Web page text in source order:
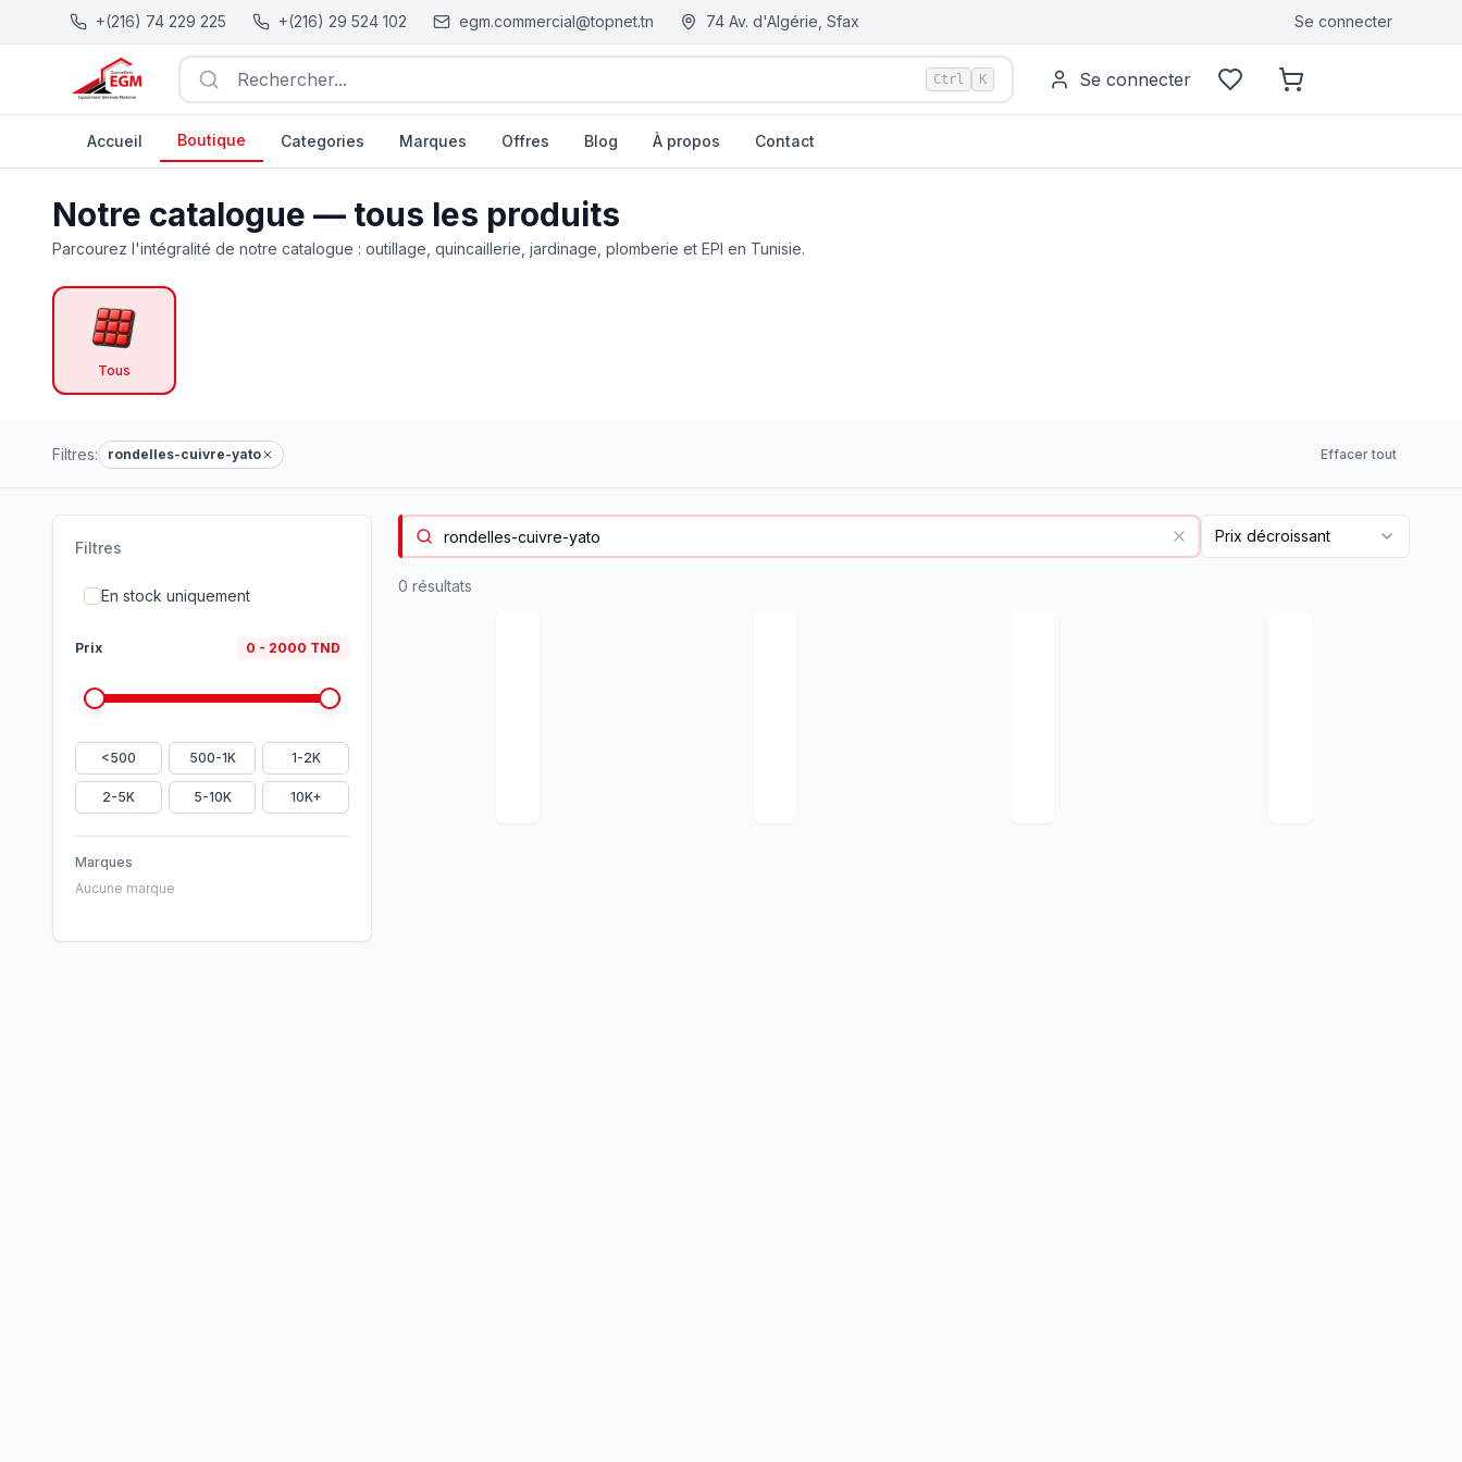
+(216) 74 229 225 +(216) 29 524 102 egm.commercial@topnet.tn 74 Av. d'Algérie, Sfax Se connecter
Rechercher... Ctrl K Se connecter
Accueil Boutique Categories Marques Offres Blog À propos Contact
Notre catalogue — tous les produits
Parcourez l'intégralité de notre catalogue : outillage, quincaillerie, jardinage, plomberie et EPI en Tunisie.
Tous
Filtres: rondelles-cuivre-yato Effacer tout
Filtres
En stock uniquement
Prix 0 - 2000 TND
<500 500-1K 1-2K
2-5K 5-10K 10K+
Marques
Aucune marque
Prix décroissant
0 résultats